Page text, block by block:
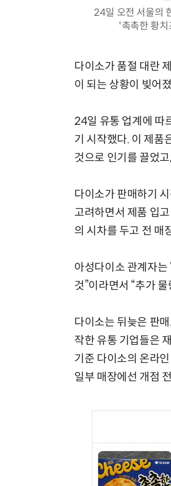
24일 오전 서울의
'촉촉한 황치
다이소가 품절 대란
이 되는 상황이 빚어
24일 유통 업계에 따
기 시작했다. 이 제품
것으로 인기를 끌었
다이소가 판매하기
고려하면서 제품 입
의 시차를 두고 전 매
아성다이소 관계자
것”이라면서 “추가
다이소는 뒤늦은 판
작한 유통 기업들은
기준 다이소의 온라
일부 매장에선 개점